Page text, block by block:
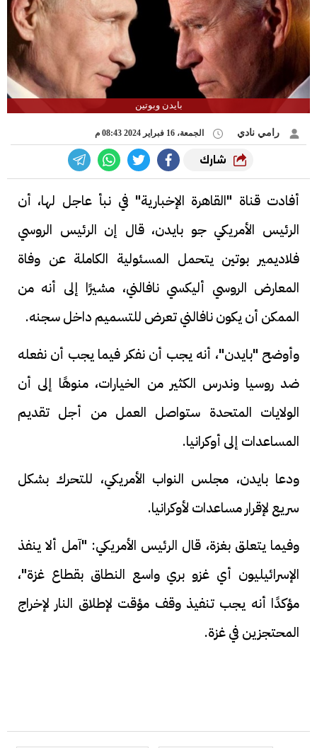
بايدن وبوتين
رامي نادي الجمعة، 16 فبراير 2024 08:43 م
شارك
أفادت قناة "القاهرة الإخبارية" في نبأ عاجل لها، أن
الرئيس الأمريكي جو بايدن، قال إن الرئيس الروسي
فلاديمير بوتين يتحمل المسئولية الكاملة عن وفاة
المعارض الروسي أليكسي نافالني، مشيرًا إلى أنه من
الممكن أن يكون نافالني تعرض للتسميم داخل سجنه.
وأوضح "بايدن"، أنه يجب أن نفكر فيما يجب أن نفعله
ضد روسيا وندرس الكثير من الخيارات، منوهًا إلى أن
الولايات المتحدة ستواصل العمل من أجل تقديم
المساعدات إلى أوكرانيا.
ودعا بايدن، مجلس النواب الأمريكي، للتحرك بشكل
سريع لإقرار مساعدات لأوكرانيا.
وفيما يتعلق بغزة، قال الرئيس الأمريكي: "آمل ألا ينفذ
الإسرائيليون أي غزو بري واسع النطاق بقطاع غزة"،
مؤكدًا أنه يجب تنفيذ وقف مؤقت لإطلاق النار لإخراج
المحتجزين في غزة.